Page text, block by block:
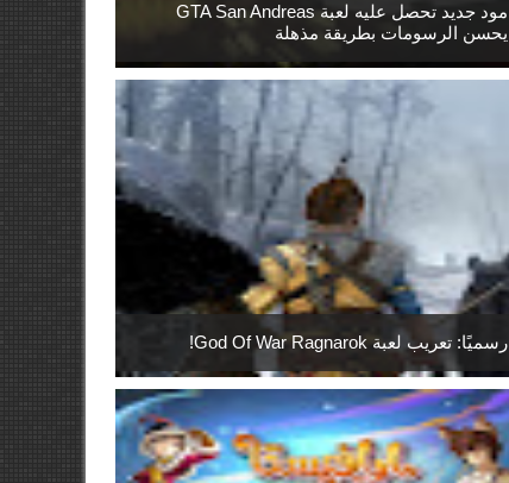
مود جديد تحصل عليه لعبة GTA San Andreas
يحسن الرسومات بطريقة مذهلة
رسميًا: تعريب لعبة God Of War Ragnarok!